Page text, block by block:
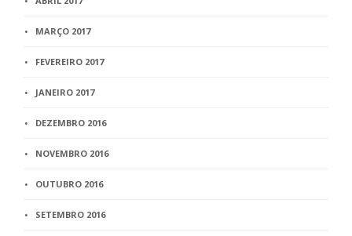
MARÇO 2017
FEVEREIRO 2017
JANEIRO 2017
DEZEMBRO 2016
NOVEMBRO 2016
OUTUBRO 2016
SETEMBRO 2016